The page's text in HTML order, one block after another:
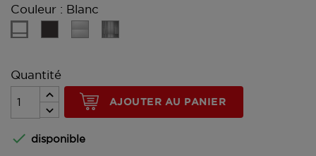
Couleur : Blanc
Manganèse
métal Brossé
Quantité
AJOUTER AU PANIER
 disponible